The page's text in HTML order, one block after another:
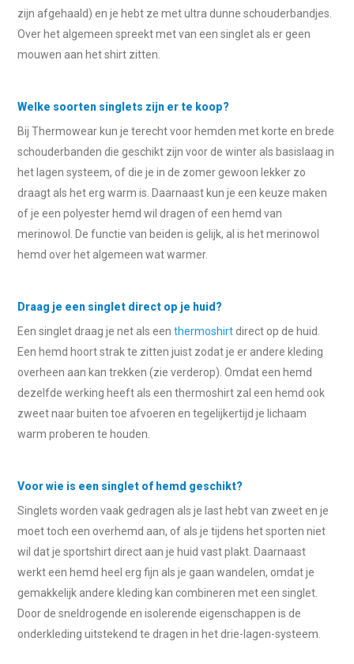
zijn afgehaald) en je hebt ze met ultra dunne schouderbandjes.
Over het algemeen spreekt met van een singlet als er geen
mouwen aan het shirt zitten.
Welke soorten singlets zijn er te koop?
Bij Thermowear kun je terecht voor hemden met korte en brede
schouderbanden die geschikt zijn voor de winter als basislaag in
het lagen systeem, of die je in de zomer gewoon lekker zo
draagt als het erg warm is. Daarnaast kun je een keuze maken
of je een polyester hemd wil dragen of een hemd van
merinowol. De functie van beiden is gelijk, al is het merinowol
hemd over het algemeen wat warmer.
Draag je een singlet direct op je huid?
Een singlet draag je net als eenthermoshirt direct op de huid.
Een hemd hoort strak te zitten juist zodat je er andere kleding
overheen aan kan trekken (zie verderop). Omdat een hemd
dezelfde werking heeft als een thermoshirt zal een hemd ook
zweet naar buiten toe afvoeren en tegelijkertijd je lichaam
warm proberen te houden.
Voor wie is een singlet of hemd geschikt?
Singlets worden vaak gedragen als je last hebt van zweet en je
moet toch een overhemd aan, of als je tijdens het sporten niet
wil dat je sportshirt direct aan je huid vast plakt. Daarnaast
werkt een hemd heel erg fijn als je gaan wandelen, omdat je
gemakkelijk andere kleding kan combineren met een singlet.
Door de sneldrogende en isolerende eigenschappen is de
onderkleding uitstekend te dragen in het drie-lagen-systeem.